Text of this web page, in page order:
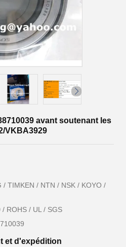
avant soutenant les
VKBA3929
TIMKEN / NTN / NSK / KOYO /
ROHS / UL / SGS
et d'expédition